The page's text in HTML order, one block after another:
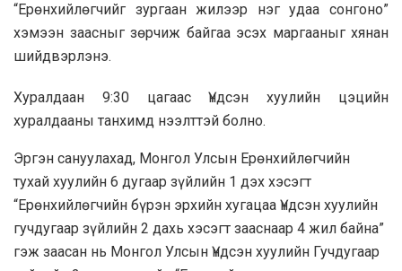
“Ерөнхийлөгчийг зургаан жилээр нэг удаа сонгоно”
хэмээн заасныг зөрчиж байгаа эсэх маргааныг хянан
шийдвэрлэнэ.
Хуралдаан 9:30 цагаас Үндсэн хуулийн цэцийн
хуралдааны танхимд нээлттэй болно.
Эргэн сануулахад, Монгол Улсын Ерөнхийлөгчийн
тухай хуулийн 6 дугаар зүйлийн 1 дэх хэсэгт
“Ерөнхийлөгчийн бүрэн эрхийн хугацаа Үндсэн хуулийн
гучдугаар зүйлийн 2 дахь хэсэгт зааснаар 4 жил байна”
гэж заасан нь Монгол Улсын Үндсэн хуулийн Гучдугаар